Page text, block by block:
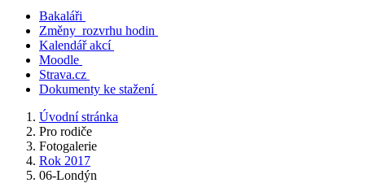
Bakaláři
Změny rozvrhu hodin
Kalendář akcí
Moodle
Strava.cz
Dokumenty ke stažení
Úvodní stránka
Pro rodiče
Fotogalerie
Rok 2017
06-Londýn